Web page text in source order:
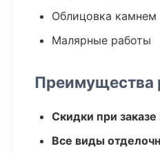
Облицовка камнем
Малярные работы
Преимущества
Скидки при
Все виды